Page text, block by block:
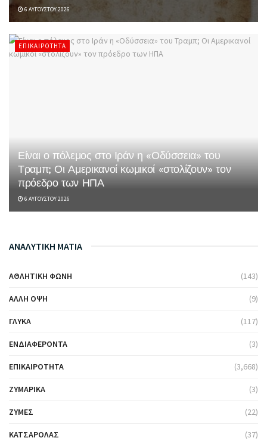
6 ΑΥΓΟΎΣΤΟΥ 2026
ΕΠΙΚΑΙΡΌΤΗΤΑ
Είναι ο πόλεμος στο Ιράν η «Οδύσσεια» του
Τραμπ; Οι Αμερικανοί κωμικοί «στολίζουν» τον
πρόεδρο των ΗΠΑ
6 ΑΥΓΟΎΣΤΟΥ 2026
ΑΝΑΛΥΤΙΚΗ ΜΑΤΙΑ
ΑΘΛΗΤΙΚΉ ΦΩΝΉ (143)
ΆΛΛΗ ΌΨΗ (9)
ΓΛΥΚΆ (117)
ΕΝΔΙΑΦΈΡΟΝΤΑ (3)
ΕΠΙΚΑΙΡΌΤΗΤΑ (3,668)
ΖΥΜΑΡΙΚΆ (3)
ΖΎΜΕΣ (22)
ΚΑΤΣΑΡΌΛΑΣ (37)